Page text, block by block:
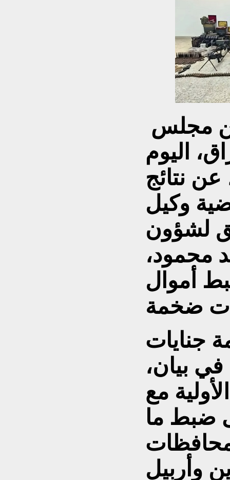
مجلس
اليوم
(2 حزيران 2026)، عن نتائج
وكيل
لشؤون
محمود،
أموال
جنايات
بيان،
مع
ضبط ما
في محافظات